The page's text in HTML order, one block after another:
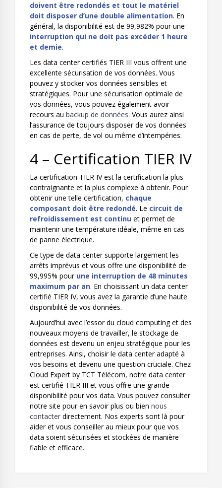
doivent être redondés et tout le matériel
doit disposer d’une double alimentation. En
général, la disponibilité est de 99,982% pour une
interruption qui ne doit pas excéder 1 heure
et demie.
Les data center certifiés TIER III vous offrent une
excellente sécurisation de vos données. Vous
pouvez y stocker vos données sensibles et
stratégiques. Pour une sécurisation optimale de
vos données, vous pouvez également avoir
recours au backup de données. Vous aurez ainsi
l’assurance de toujours disposer de vos données
en cas de perte, de vol ou même d’intempéries.
4 – Certification TIER IV
La certification TIER IV est la certification la plus
contraignante et la plus complexe à obtenir. Pour
obtenir une telle certification, chaque
composant doit être redondé. Le circuit de
refroidissement est continu et permet de
maintenir une température idéale, même en cas
de panne électrique.
Ce type de data center supporte largement les
arrêts imprévus et vous offre une disponibilité de
99,995% pour une interruption de 48 minutes
maximum par an. En choisissant un data center
certifié TIER IV, vous avez la garantie d’une haute
disponibilité de vos données.
Aujourd’hui avec l’essor du cloud computing et des
nouveaux moyens de travailler, le stockage de
données est devenu un enjeu stratégique pour les
entreprises. Ainsi, choisir le data center adapté à
vos besoins et devenu une question cruciale. Chez
Cloud Expert by TCT Télécom, notre data center
est certifié TIER III et vous offre une grande
disponibilité pour vos data. Vous pouvez consulter
notre site pour en savoir plus ou bien nous
contacter directement. Nos experts sont là pour
aider et vous conseiller au mieux pour que vos
data soient sécurisées et stockées de manière
fiable et efficace.